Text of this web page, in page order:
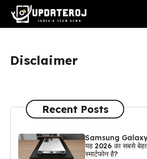
content
Disclaimer
Recent Posts
Samsung Galaxy
यह 2026 का सबसे
स्मार्टफोन है?